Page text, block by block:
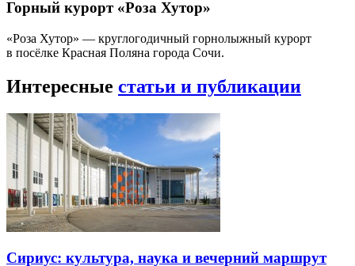
Горный курорт «Роза Хутор»
«Роза Хутор» — круглогодичный горнолыжный курорт
в посёлке Красная Поляна города Сочи.
Интересные статьи и публикации
Сириус: культура, наука и вечерний маршрут